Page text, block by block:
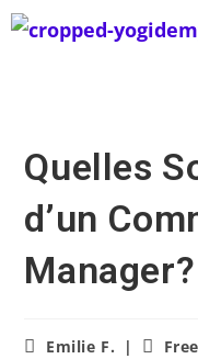
Quelles
d’un
Manager?
Emilie F.